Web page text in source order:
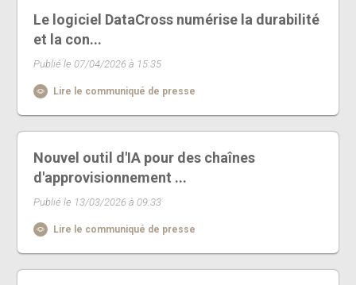
Le logiciel DataCross numérise la durabilité
et la con...
Publié le 07/04/2026 à 15:35
Lire le communiqué de presse
Nouvel outil d'IA pour des chaînes
d'approvisionnement ...
Publié le 13/03/2026 à 09:33
Lire le communiqué de presse